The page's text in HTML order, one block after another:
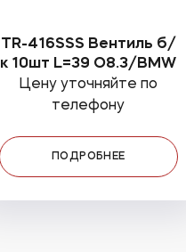
TR-416SSS Вентиль б/
к 10шт L=39 O8.3/BMW
Цену уточняйте по
телефону
ПОДРОБНЕЕ